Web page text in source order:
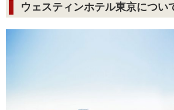
ウェスティンホテル東京につい